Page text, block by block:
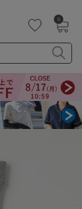
0
ーブトップ
ール